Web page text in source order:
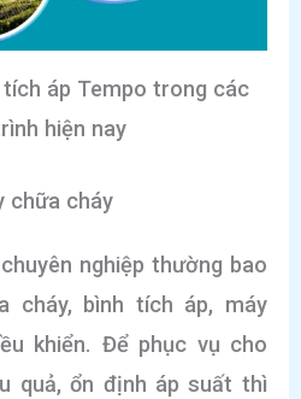
tích áp Tempo trong các
hiện nay
chữa cháy
nghiệp thường bao
cháy, bình tích áp, máy
khiển. Để phục vụ cho
quả, ổn định áp suất thì